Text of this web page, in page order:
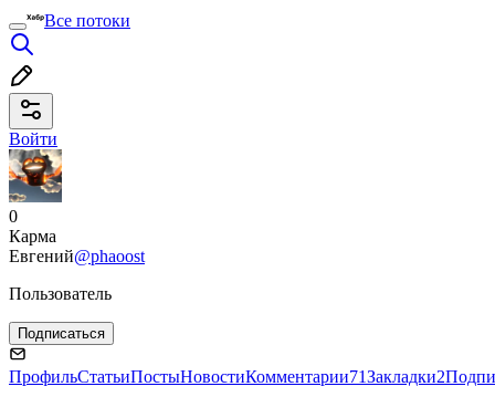
Все потоки
Войти
0
Карма
Евгений@phaoost
Пользователь
Подписаться
ПрофильСтатьиПостыНовостиКомментарии71Закладки2